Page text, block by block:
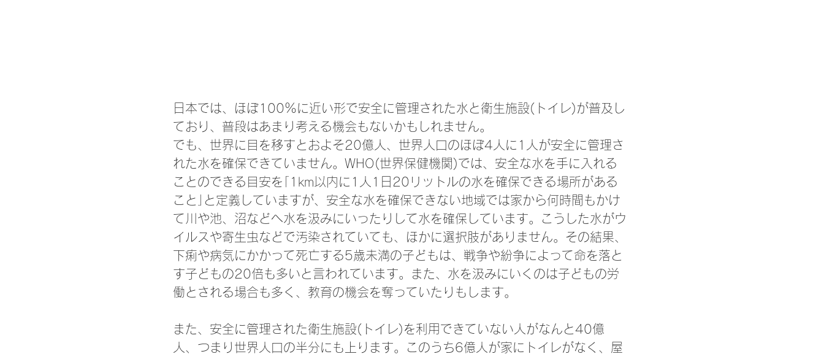
日本では、ほぼ100％に近い形で安全に管理された水と衛生施設(トイレ)が普及し
ており、普段はあまり考える機会もないかもしれません。
でも、世界に目を移すとおよそ20億人、世界人口のほぼ4人に1人が安全に管理さ
れた水を確保できていません。WHO(世界保健機関)では、安全な水を手に入れる
ことのできる目安を｢1km以内に1人1日20リットルの水を確保できる場所がある
こと｣と定義していますが、安全な水を確保できない地域では家から何時間もかけ
て川や池、沼などへ水を汲みにいったりして水を確保しています。こうした水がウ
イルスや寄生虫などで汚染されていても、ほかに選択肢がありません。その結果、
下痢や病気にかかって死亡する5歳未満の子どもは、戦争や紛争によって命を落と
す子どもの20倍も多いと言われています。また、水を汲みにいくのは子どもの労
働とされる場合も多く、教育の機会を奪っていたりもします。
また、安全に管理された衛生施設(トイレ)を利用できていない人がなんと40億
人、つまり世界人口の半分にも上ります。このうち6億人が家にトイレがなく、屋